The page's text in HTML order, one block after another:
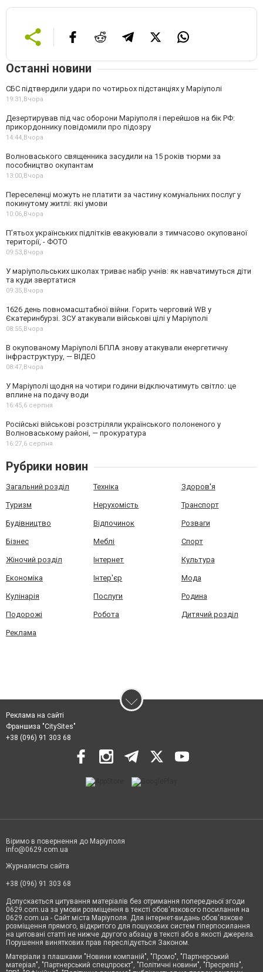
Останні новини
СБС підтвердили удари по чотирьох підстанціях у Маріуполі
19:31,Вчора
Дезертирував під час оборони Маріуполя і перейшов на бік РФ:
прикордоннику повідомили про підозру
14:44,Вчора
Волноваського священника засудили на 15 років тюрми за
пособництво окупантам
13:00,Вчора
Переселенці можуть не платити за частину комунальних послуг у
покинутому житлі: які умови
10:06,Вчора
П’ятьох українських підлітків евакуювали з тимчасово окупованої
території, - ФОТО
09:53,Вчора
У маріупольських школах триває набір учнів: як навчатимуться діти
та куди звертатися
09:35,Вчора
1626 день повномасштабної війни. Горить черговий WB у
Єкатеринбурзі. ЗСУ атакували військові цілі у Маріуполі
08:55,Вчора
В окупованому Маріуполі БПЛА знову атакували енергетичну
інфраструктуру, — ВІДЕО
08:47,Вчора
У Маріуполі щодня на чотири години відключатимуть світло: це
вплине на подачу води
16:45,6 серпня
Російські військові розстріляли українського полоненого у
Волноваському районі, — прокуратура
16:27,6 серпня
Рубрики новин
Загальний розділ Техніка Здоров'я
Туризм Нерухомість Транспорт
Будівництво Відпочинок Розваги
Бізнес Меблі Спорт
Жіночий розділ Інтернет Культура
Економіка Інтер'єр Мода
Кулінарія Послуги Родина
Подорожі Робота Дитячий розділ
Реклама
Реклама на сайті
Франшиза "CitySites"
+38 (096) 91 303 68
Віримо в повернення до Маріуполя
info@0629.com.ua
Журналисты сайта
+38 (096) 91 303 68
Допускається цитування матеріалів без отримання попередньої згоди
0629.com.ua за умови розміщення в тексті обов'язкового посилання на
0629.com.ua - Сайт міста Маріуполя. Для інтернет-видань обов'язкове
розміщення прямого, відкритого для пошукових систем гіперпосилання
на цитовані статті не нижче другого абзацу в тексті або в якості джерела.
Порушення виняткових прав переслідується Законом.
Матеріали з плашками "Новини компаній", "Промо", "Партнерський
матеріал", "Партнерський спецпроєкт", "Політичні новини", "Пресреліз",